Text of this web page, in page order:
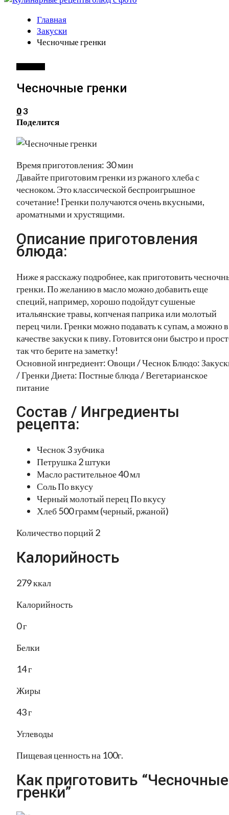
Главная
Закуски
Чесночные гренки
Чесночные гренки
03
Поделится
Время приготовления: 30 мин
Давайте приготовим гренки из ржаного хлеба с
чесноком. Это классической беспроигрышное
сочетание! Гренки получаются очень вкусными,
ароматными и хрустящими.
Описание приготовления
блюда:
Ниже я расскажу подробнее, как приготовить
гренки. По желанию в масло можно добавить еще
специй, например, хорошо подойдут сушеные
итальянские травы, копченая паприка или молотый
перец чили. Гренки можно подавать к супам, а можно в
качестве закуски к пиву. Готовится они быстро и
так что берите на заметку!
Основной ингредиент: Овощи / Чеснок Блюдо:
/ Гренки Диета: Постные блюда / Вегетарианское
питание
Состав / Ингредиенты
рецепта:
Чеснок 3 зубчика
Петрушка 2 штуки
Масло растительное 40 мл
Соль По вкусу
Черный молотый перец По вкусу
Хлеб 500 грамм (черный, ржаной)
Количество порций 2
Калорийность
279 ккал
Калорийность
0 г
Белки
14 г
Жиры
43 г
Углеводы
Пищевая ценность на 100г.
Как приготовить “Чесночные
гренки”